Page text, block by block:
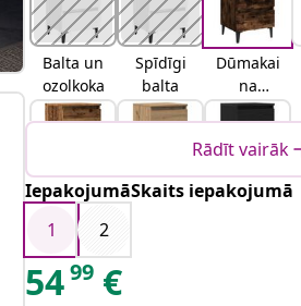
Balta un
ozolkoka
Spīdīgi
balta
Dūmakai
na
ozolkoka
Veca
koka
Amatniek
Melns
Rādīt vairāk
IepakojumāSkaits iepakojumā
1
2
5499 €